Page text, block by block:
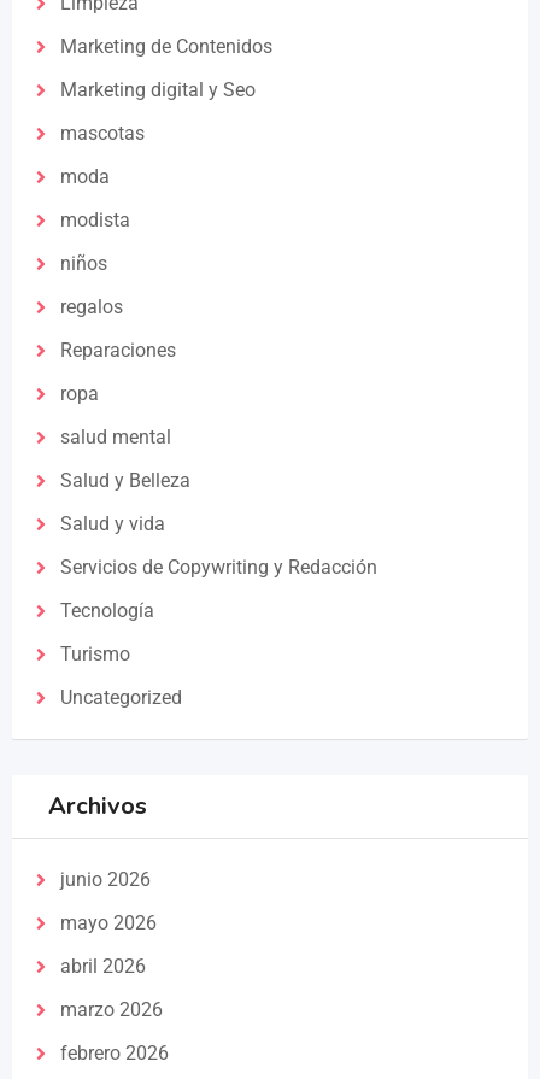
Marketing de Contenidos
Marketing digital y Seo
mascotas
moda
modista
niños
regalos
Reparaciones
ropa
salud mental
Salud y Belleza
Salud y vida
Servicios de Copywriting y Redacción
Tecnología
Turismo
Uncategorized
Archivos
junio 2026
mayo 2026
abril 2026
marzo 2026
febrero 2026